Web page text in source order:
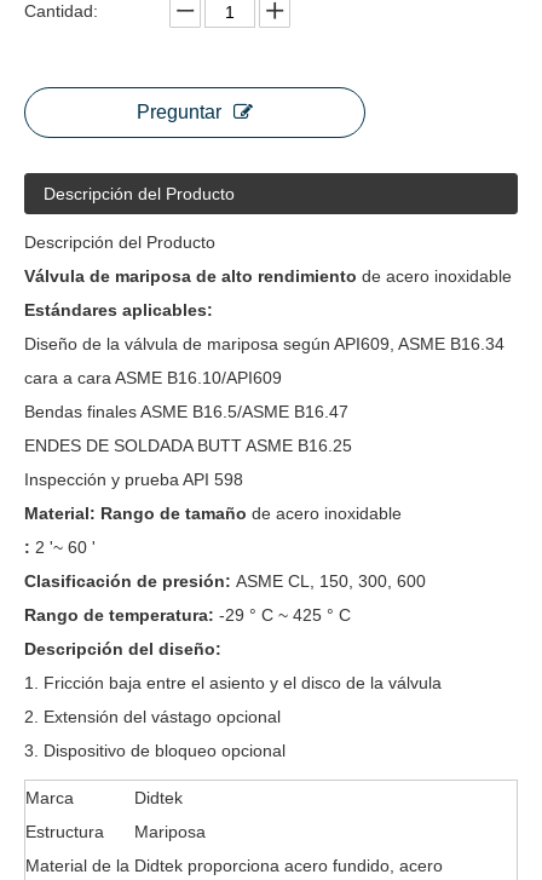
Cantidad:
Preguntar
Descripción del Producto
Descripción del Producto
Válvula de mariposa de alto rendimiento de acero inoxidable
Estándares aplicables:
Diseño de la válvula de mariposa según API609, ASME B16.34
cara a cara ASME B16.10/API609
Bendas finales ASME B16.5/ASME B16.47
ENDES DE SOLDADA BUTT ASME B16.25
Inspección y prueba API 598
Material: Rango de tamaño de acero inoxidable
: 2 '~ 60 '
Clasificación de presión: ASME CL, 150, 300, 600
Rango de temperatura: -29 ° C ~ 425 ° C
Descripción del diseño:
1. Fricción baja entre el asiento y el disco de la válvula
2. Extensión del vástago opcional
3. Dispositivo de bloqueo opcional
Marca
Didtek
Estructura
Mariposa
Material de la Didtek proporciona acero fundido, acero